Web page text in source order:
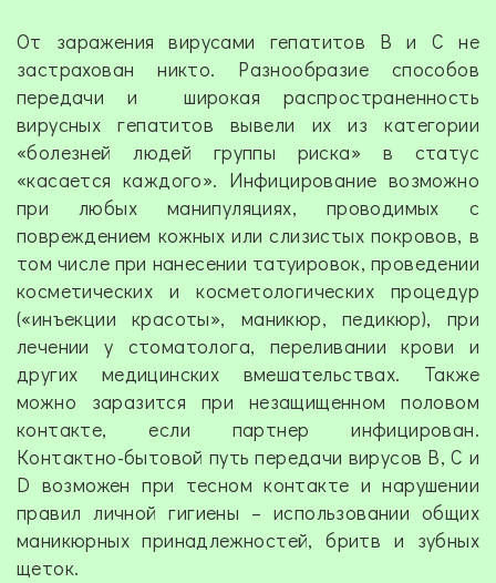
От заражения вирусами гепатитов В и С не
застрахован никто. Разнообразие способов
передачи и широкая распространенность
вирусных гепатитов вывели их из категории
«болезней людей группы риска» в статус
«касается каждого». Инфицирование возможно
при любых манипуляциях, проводимых с
повреждением кожных или слизистых покровов, в
том числе при нанесении татуировок, проведении
косметических и косметологических процедур
(«инъекции красоты», маникюр, педикюр), при
лечении у стоматолога, переливании крови и
других медицинских вмешательствах. Также
можно заразится при незащищенном половом
контакте, если партнер инфицирован.
Контактно-бытовой путь передачи вирусов В, С и
D возможен при тесном контакте и нарушении
правил личной гигиены – использовании общих
маникюрных принадлежностей, бритв и зубных
щеток.